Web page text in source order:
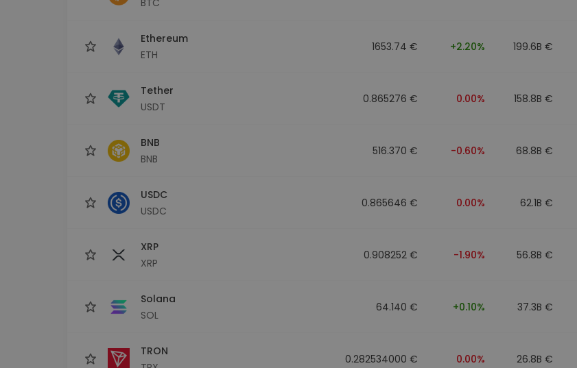
Ethereum
ETH
1653.74 € +2.20% 199.6B €
Tether
USDT
0.865276 € 0.00% 158.8B €
BNB
BNB
516.370 € -0.60% 68.8B €
USDC
USDC
0.865646 € 0.00% 62.1B €
XRP
XRP
0.908252 € -1.90% 56.8B €
Solana
SOL
64.140 € +0.10% 37.3B €
TRON
0.282534000 € 0.00% 26.8B €